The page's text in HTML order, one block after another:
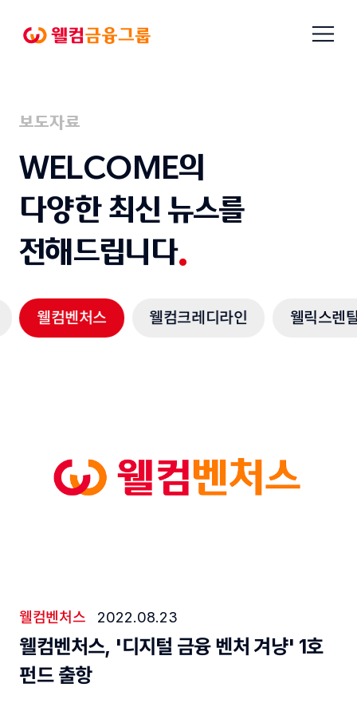
바로가기
메뉴
열기
보도자료
WELCOME의
다양한 최신 뉴스를
전해드립니다
웰컴벤처스
-
웰컴크레디라인 웰릭스렌
웰컴벤처스 2022.08.23
웰컴벤처스, '디지털 금융 벤처 겨냥' 1호
펀드 출항